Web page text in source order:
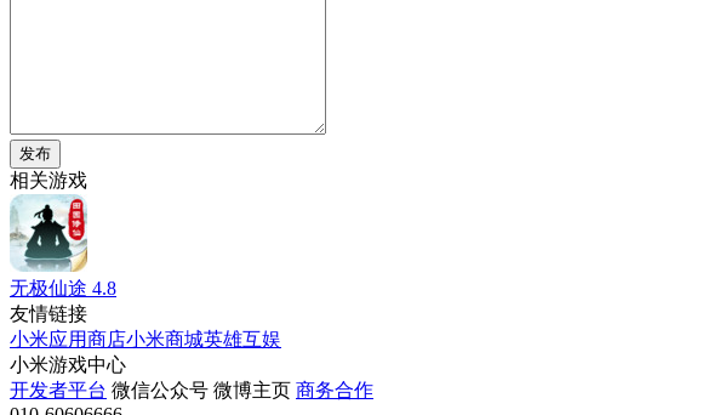
发布
相关游戏
无极仙途 4.8
友情链接
小米应用商店小米商城英雄互娱
小米游戏中心
开发者平台 微信公众号 微博主页 商务合作